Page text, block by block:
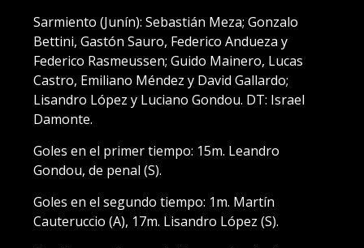
Sarmiento (Junín): Sebastián Meza; Gonzalo
Bettini, Gastón Sauro, Federico Andueza y
Federico Rasmeussen; Guido Mainero, Lucas
Castro, Emiliano Méndez y David Gallardo;
Lisandro López y Luciano Gondou. DT: Israel
Damonte.
Goles en el primer tiempo: 15m. Leandro
Gondou, de penal (S).
Goles en el segundo tiempo: 1m. Martín
Cauteruccio (A), 17m. Lisandro López (S).